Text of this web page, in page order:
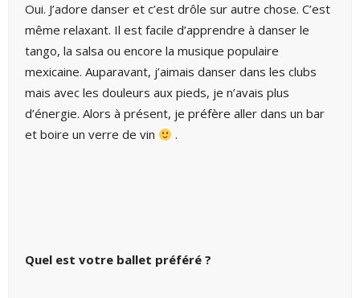
Oui. J’adore danser et c’est drôle sur autre chose. C’est
même relaxant. Il est facile d’apprendre à danser le
tango, la salsa ou encore la musique populaire
mexicaine. Auparavant, j’aimais danser dans les clubs
mais avec les douleurs aux pieds, je n’avais plus
d’énergie. Alors à présent, je préfère aller dans un bar
et boire un verre de vin
.
Quel est votre ballet préféré ?